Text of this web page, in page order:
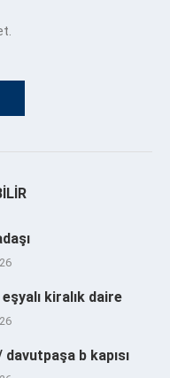
kiralık daire
davutpaşa b kapısı